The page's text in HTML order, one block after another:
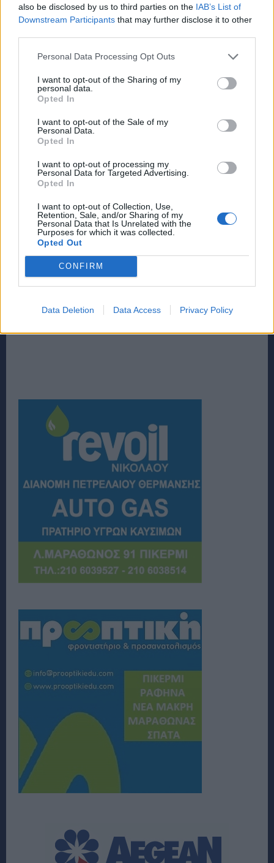
also be disclosed by us to third parties on the IAB’s List of
Downstream Participants that may further disclose it to other
Personal Data Processing Opt Outs
I want to opt-out of the Sharing of my
personal data.
Opted In
I want to opt-out of the Sale of my
Personal Data.
Opted In
I want to opt-out of processing my
Personal Data for Targeted Advertising.
Opted In
I want to opt-out of Collection, Use,
Retention, Sale, and/or Sharing of my
Personal Data that Is Unrelated with the
Purposes for which it was collected.
Opted Out
CONFIRM
Data Deletion Data Access Privacy Policy